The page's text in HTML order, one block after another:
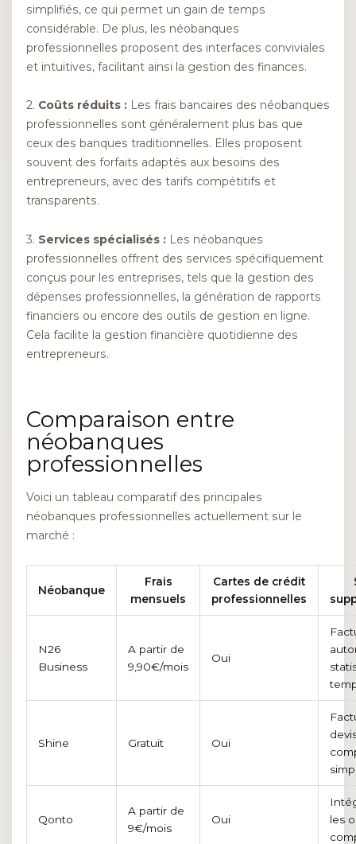
simplifiés, ce qui permet un gain de temps
considérable. De plus, les néobanques
professionnelles proposent des interfaces conviviales
et intuitives, facilitant ainsi la gestion des finances.
2. Coûts réduits : Les frais bancaires des néobanques
professionnelles sont généralement plus bas que
ceux des banques traditionnelles. Elles proposent
souvent des forfaits adaptés aux besoins des
entrepreneurs, avec des tarifs compétitifs et
transparents.
3. Services spécialisés : Les néobanques
professionnelles offrent des services spécifiquement
conçus pour les entreprises, tels que la gestion des
dépenses professionnelles, la génération de rapports
financiers ou encore des outils de gestion en ligne.
Cela facilite la gestion financière quotidienne des
entrepreneurs.
Comparaison entre
néobanques
professionnelles
Voici un tableau comparatif des principales
néobanques professionnelles actuellement sur le
marché :
Néobanque
Frais
mensuels
Cartes de crédit
professionnelles
N26
Business
A partir de
9,90€/mois
Oui
Shine Gratuit Oui
Qonto
A partir de
9€/mois
Oui
les